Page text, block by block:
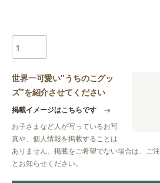
世界一可愛い"うちのこグッ
ズ"を紹介させてください
掲載イメージはこちらです →
お子さまなど人が写っているお写
真や、個人情報を掲載することは
ありません。掲載をご希望でない場合は、ご
とお知らせください。